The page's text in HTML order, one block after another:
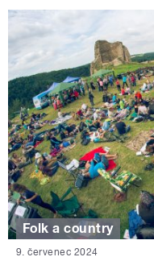
Folk a country
9. červenec 2024